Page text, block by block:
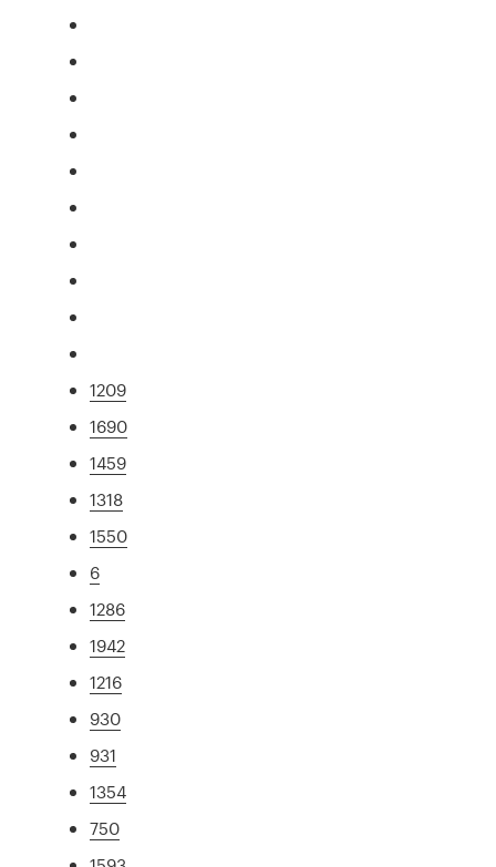
1209
1690
1459
1318
1550
6
1286
1942
1216
930
931
1354
750